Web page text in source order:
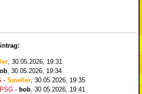
, 30.05.2026, 19:31
, 30.05.2026, 19:34
- Smeller, 30.05.2026, 19:35
- bob, 30.05.2026, 19:41